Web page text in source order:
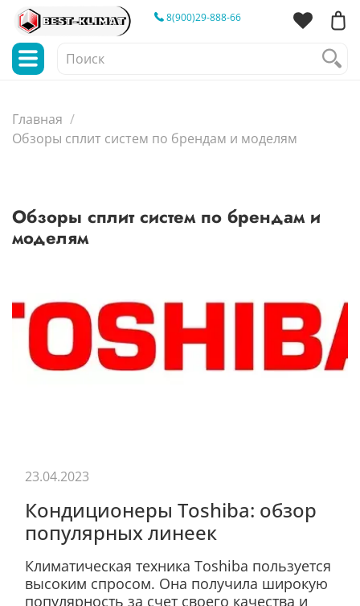
8(900)29-888-66
Главная
Обзоры сплит систем по брендам и моделям
Обзоры сплит систем по брендам и
моделям
Кондиционеры Toshiba: обзор
популярных линеек
Климатическая техника Toshiba пользуется
высоким спросом. Она получила широкую
популярность за счет своего качества и
23.04.2023